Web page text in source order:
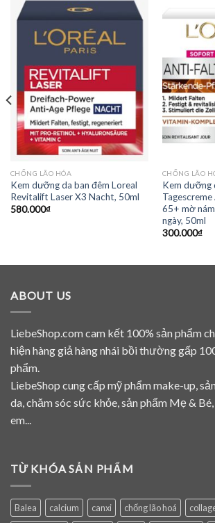
CHỐNG LÃO HÓA
Kem dưỡng da ban đêm Loreal
Revitalift Laser X3 Nacht, 50ml
580.000₫
CHỐNG LÃO
Kem dưỡng
65+ mờ
ngày, 50ml
300.000₫
ABOUT US
LiebeShop.com cam kết 100% sản phẩm
hiện hàng giả hàng nhái bồi thường gấp
phẩm.
LiebeShop cung cấp mỹ phẩm make-up,
da, chăm sóc sức khỏe, sản phẩm Mẹ &
em...
TỪ KHÓA SẢN PHẨM
Balea calcium canxi chống lão hoá